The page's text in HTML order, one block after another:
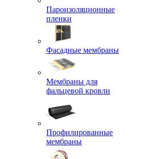
Пароизоляционные
пленки
Фасадные мембраны
Мембраны для
фальцевой кровли
Профилированные
мембраны